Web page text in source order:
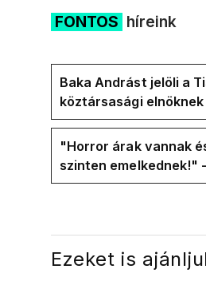
FONTOS híreink
Baka Andrást jelöli a
köztársasági elnöknek
"Horror árak vannak
szinten emelkednek!"
Facebook-oldalán
Ezeket is